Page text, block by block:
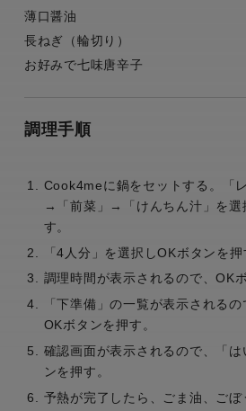
薄口醤油
長ねぎ（輪切り）
お好みで七味唐辛子
調理手順
Cook4meに鍋をセットする。「
→「前菜」→「けんちん汁」を選
す。
「4人分」を選択しOKボタンを押
調理時間が表示されるので、OK
「下準備」の一覧が表示される
OKボタンを押す。
確認画面が表示されるので、「
ンを押す。
予熱が完了したら、ごま油、ごぼ